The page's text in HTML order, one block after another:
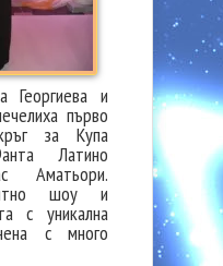
Георгиева и
първо
за Купа
Латино
Аматьори.
шоу и
с уникална
с много